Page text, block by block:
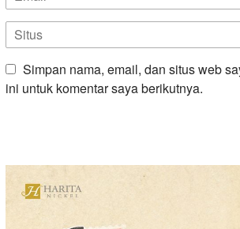
Simpan nama, email, dan situs web
ini untuk komentar saya berikutnya.